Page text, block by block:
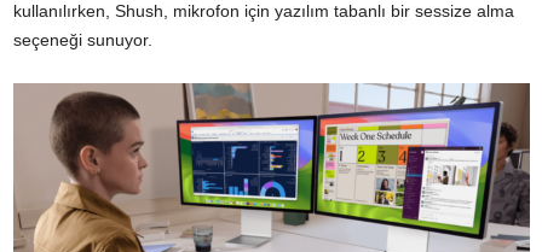
kullanılırken, Shush, mikrofon için yazılım tabanlı bir sessize alma
seçeneği sunuyor.